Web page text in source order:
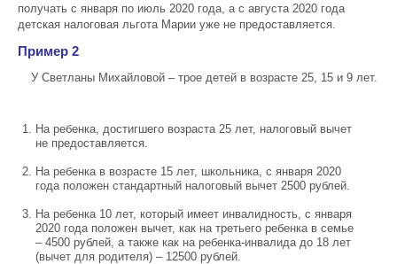
получать с января по июль 2020 года, а с августа 2020 года
детская налоговая льгота Марии уже не предоставляется.
Пример 2
У Светланы Михайловой – трое детей в возрасте 25, 15 и 9 лет.
На ребенка, достигшего возраста 25 лет, налоговый вычет
не предоставляется.
На ребенка в возрасте 15 лет, школьника, с января 2020
года положен стандартный налоговый вычет 2500 рублей.
На ребенка 10 лет, который имеет инвалидность, с января
2020 года положен вычет, как на третьего ребенка в семье
– 4500 рублей, а также как на ребенка-инвалида до 18 лет
(вычет для родителя) – 12500 рублей.